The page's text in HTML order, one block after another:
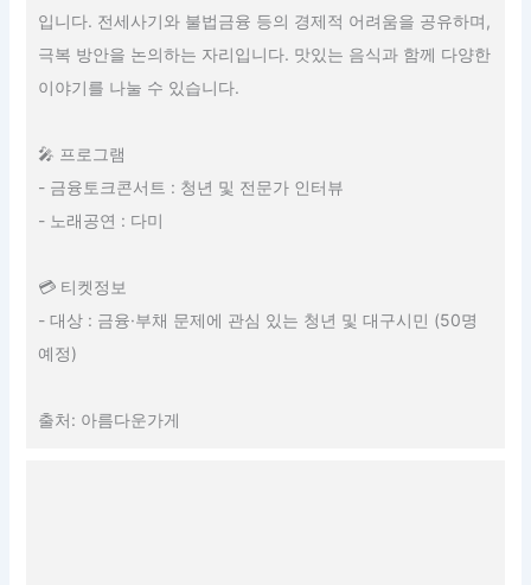
입니다. 전세사기와 불법금융 등의 경제적 어려움을 공유하며,
극복 방안을 논의하는 자리입니다. 맛있는 음식과 함께 다양한
이야기를 나눌 수 있습니다.
🎤 프로그램
- 금융토크콘서트 : 청년 및 전문가 인터뷰
- 노래공연 : 다미
💳 티켓정보
- 대상 : 금융·부채 문제에 관심 있는 청년 및 대구시민 (50명
예정)
출처: 아름다운가게